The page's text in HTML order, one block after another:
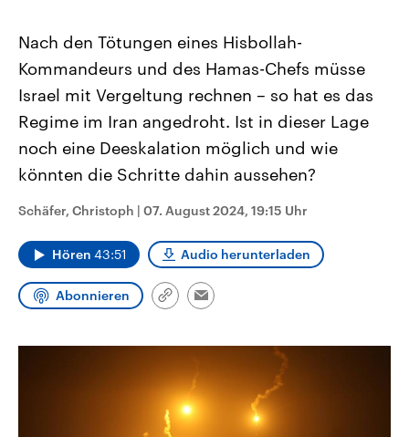
Landtagswahl Sachsen-Anhalt
2026
Alle Informationen
Sachsen-Anhalt wählt am 6.
September 2026 einen neuen
Landtag. Seit 2021 wird das
Bundesland von einer Koalition aus
Umfragen, Prognosen,
Wahlprogramme, aktuelle Berichte
und Kandidaten der anstehenden
Wahl.
Aktuelle Beiträge,
Hintergründe
Wirtschaftlich und
gehören die Vereinigten
den mächtigsten Ländern
mit großem Einfluss auf
Nach den Tötungen eines Hisbollah-
Kommandeurs und des Hamas-Chefs müsse
Israel mit Vergeltung rechnen – so hat es das
Regime im Iran angedroht. Ist in dieser Lage
noch eine Deeskalation möglich und wie
könnten die Schritte dahin aussehen?
Schäfer, Christoph | 07. August 2024, 19:15 Uhr
Hören 43:51 Audio herunterladen
Abonnieren
Link
Email